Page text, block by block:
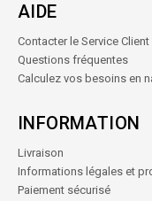
AIDE
Contacter le Service Client
Questions fréquentes
Calculez vos besoins en
INFORMATION
Livraison
Informations légales et
Paiement sécurisé